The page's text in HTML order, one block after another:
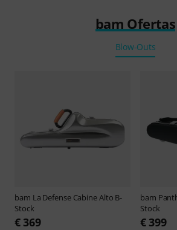
bam Ofertas
Blow-Outs
bam La Defense Cabine Alto B-
Stock
€ 369
bam
Stock
€ 399